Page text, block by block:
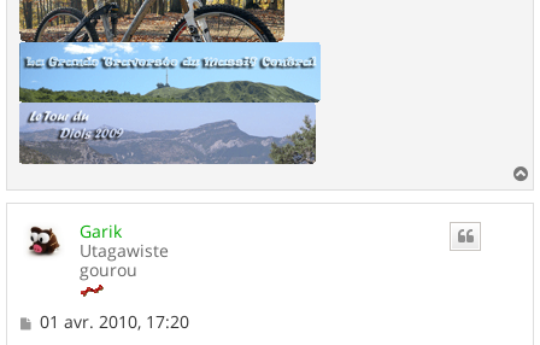
a
u
Garik
Utagawiste
gourou
M
01 avr. 2010, 17:20